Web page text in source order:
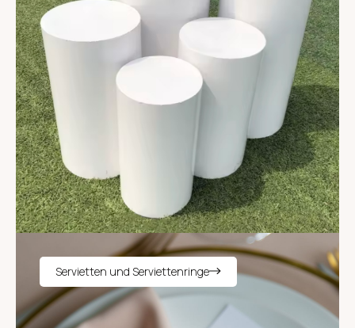
Servietten und Serviettenringe